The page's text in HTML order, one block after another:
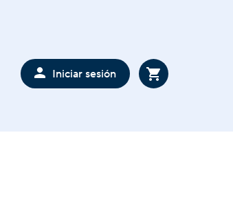
Iniciar sesión